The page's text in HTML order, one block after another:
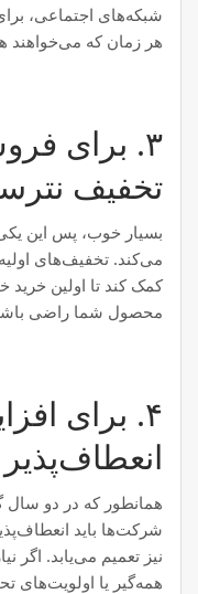
شبکه‌های اجتماعی،
هر زمان که می‌خواهند
۳. برای
تخفیف
بسیار خوب، پس این
کمک کند تا اولین خرید
محصول شما راضی
۴. برای
انعطاف‌پذیر
همانطور که در دو
شرکت‌ها باید
نیز تعمیم می‌یابد.
همه‌گیر یا اولویت‌های